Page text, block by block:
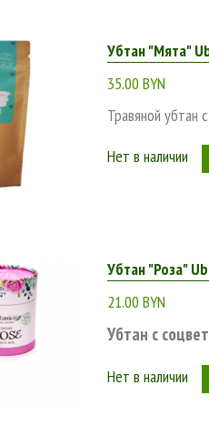
Убтан "Мята"
35.00 BYN
Травяной убтан
Нет в наличии
Убтан "Роза"
21.00 BYN
Убтан с
Нет в наличии